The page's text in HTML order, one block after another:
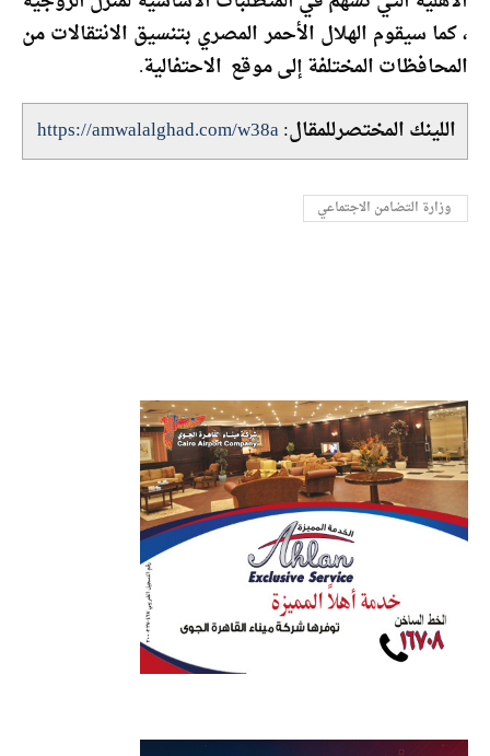
، كما سيقوم الهلال الأحمر المصري بتنسيق الانتقالات من
المحافظات المختلفة إلى موقع الاحتفالية.
اللينك المختصرللمقال:https://amwalalghad.com/w38a